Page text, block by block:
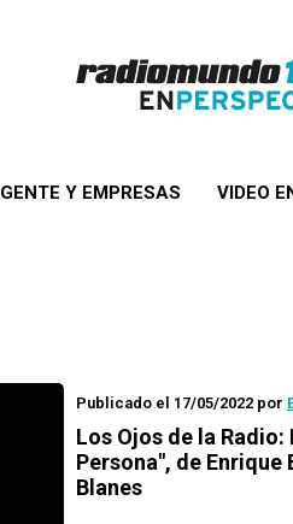
GENTE Y EMPRESAS VIDEO
Publicado el 17/05/2022 por
Los Ojos de la
Persona", de Enrique
Blanes